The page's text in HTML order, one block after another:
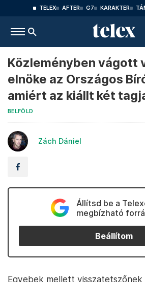
TELEX AFTER G7 KARAKTER
Közleményben vágott
elnöke az Országos
amiért az kiállt két
BELFÖLD
Zách Dániel
Állítsd be a
megbízható
Beállítom
Egyebek mellett visszatetszőnek